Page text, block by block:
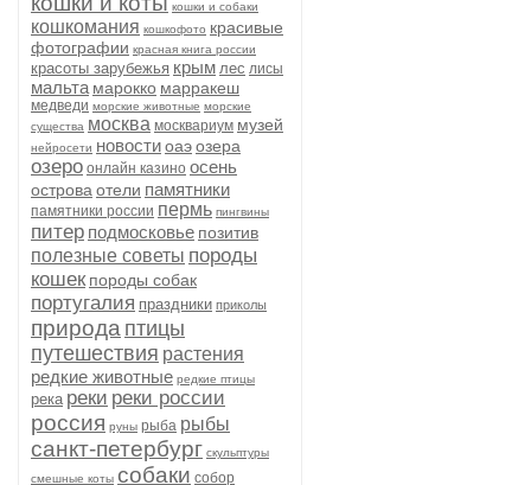
кошки и собаки
кошкомания кошкофото красивые
фотографии красная книга россии
красоты зарубежья крым лес лисы
мальта марокко марракеш
медведи морские животные морские
существа москва москвариум музей
нейросети новостиоаэозера
озеро онлайн казино осень
острова отели памятники
памятники россии пермь пингвины
питер подмосковье позитив
полезные советы породы
кошек породы собак
португалия праздники приколы
природа птицы
путешествия растения
редкие животные редкие птицы
река реки реки россии
россия руны рыба рыбы
санкт-петербург скульптуры
смешные коты собаки собор